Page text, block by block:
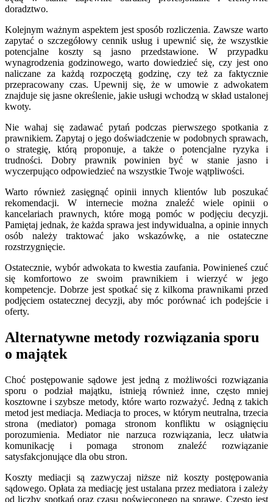
doradztwo.
Kolejnym ważnym aspektem jest sposób rozliczenia. Zawsze warto
zapytać o szczegółowy cennik usług i upewnić się, że wszystkie
potencjalne koszty są jasno przedstawione. W przypadku
wynagrodzenia godzinowego, warto dowiedzieć się, czy jest ono
naliczane za każdą rozpoczętą godzinę, czy też za faktycznie
przepracowany czas. Upewnij się, że w umowie z adwokatem
znajduje się jasne określenie, jakie usługi wchodzą w skład ustalonej
kwoty.
Nie wahaj się zadawać pytań podczas pierwszego spotkania z
prawnikiem. Zapytaj o jego doświadczenie w podobnych sprawach,
o strategię, którą proponuje, a także o potencjalne ryzyka i
trudności. Dobry prawnik powinien być w stanie jasno i
wyczerpująco odpowiedzieć na wszystkie Twoje wątpliwości.
Warto również zasięgnąć opinii innych klientów lub poszukać
rekomendacji. W internecie można znaleźć wiele opinii o
kancelariach prawnych, które mogą pomóc w podjęciu decyzji.
Pamiętaj jednak, że każda sprawa jest indywidualna, a opinie innych
osób należy traktować jako wskazówkę, a nie ostateczne
rozstrzygnięcie.
Ostatecznie, wybór adwokata to kwestia zaufania. Powinieneś czuć
się komfortowo ze swoim prawnikiem i wierzyć w jego
kompetencje. Dobrze jest spotkać się z kilkoma prawnikami przed
podjęciem ostatecznej decyzji, aby móc porównać ich podejście i
oferty.
Alternatywne metody rozwiązania sporu
o majątek
Choć postępowanie sądowe jest jedną z możliwości rozwiązania
sporu o podział majątku, istnieją również inne, często mniej
kosztowne i szybsze metody, które warto rozważyć. Jedną z takich
metod jest mediacja. Mediacja to proces, w którym neutralna, trzecia
strona (mediator) pomaga stronom konfliktu w osiągnięciu
porozumienia. Mediator nie narzuca rozwiązania, lecz ułatwia
komunikację i pomaga stronom znaleźć rozwiązanie
satysfakcjonujące dla obu stron.
Koszty mediacji są zazwyczaj niższe niż koszty postępowania
sądowego. Opłata za mediację jest ustalana przez mediatora i zależy
od liczby spotkań oraz czasu poświęconego na sprawę. Często jest